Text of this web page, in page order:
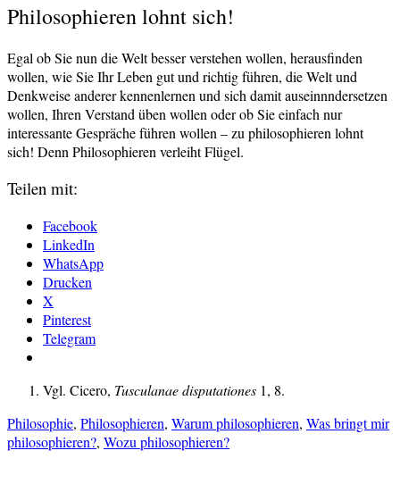
Philosophieren lohnt sich!
Egal ob Sie nun die Welt besser verstehen wollen, herausfinden
wollen, wie Sie Ihr Leben gut und richtig führen, die Welt und
Denkweise anderer kennenlernen und sich damit auseinnndersetzen
wollen, Ihren Verstand üben wollen oder ob Sie einfach nur
interessante Gespräche führen wollen – zu philosophieren lohnt
sich! Denn Philosophieren verleiht Flügel.
Teilen mit:
Facebook
LinkedIn
WhatsApp
Drucken
X
Pinterest
Telegram
Vgl. Cicero, Tusculanae disputationes 1, 8.
Philosophie, Philosophieren, Warum philosophieren, Was bringt mir
philosophieren?, Wozu philosophieren?